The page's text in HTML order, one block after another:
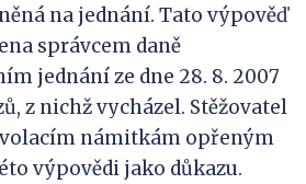
na jednání. Tato výpověď
správcem daně
jednání ze dne 28. 8. 2007
z nichž vycházel. Stěžovatel
námitkám opřeným
výpovědi jako důkazu.